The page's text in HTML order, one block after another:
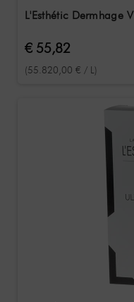
L'Esthétic Dermhage
€ 55,82
(55.820,00 € / L)